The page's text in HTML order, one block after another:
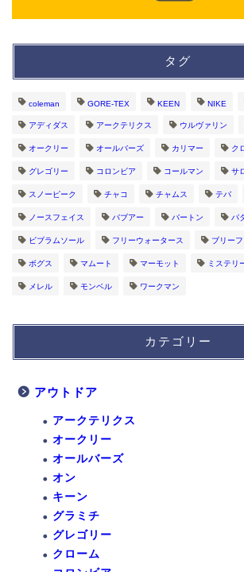
タグ
coleman GORE-TEX KEEN NIKE
アディダス アークテリクス ウルヴァリン
オークリー オールバーズ カリマー ク
グレゴリー コロンビア コールマン サ
スノーピーク チャコ チャムス テバ
ノースフェイス バブアー バートン パ
ビブラムソール フリーウォータース ブリー
ボグス マムート マーモット ミステリ
メレル モンベル ワークマン
カテゴリー
アウトドア
アークテリクス
オークリー
オールバーズ
オン
キーン
グラミチ
グレゴリー
クローム